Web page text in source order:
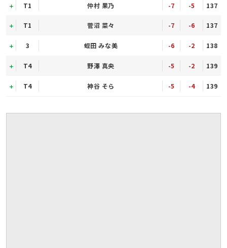
T1 仲村 果乃 -7 -5 137
T1 菅沼 菜々 -7 -6 137
3 蛭田 みな美 -6 -2 138
T4 野澤 真央 -5 -2 139
T4 神谷 そら -5 -4 139